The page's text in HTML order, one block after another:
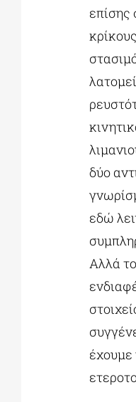
επίσης
δύο
εδώ
Αλλά